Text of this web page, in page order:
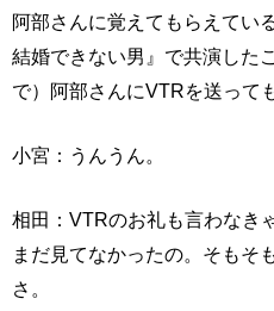
阿部さんに覚えてもらえてい
結婚できない男』で共演した
で）阿部さんにVTRを送って
小宮：うんうん。
相田：VTRのお礼も言わなき
まだ見てなかったの。そもそ
さ。